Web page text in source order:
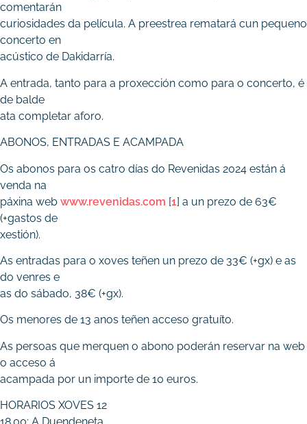
comentarán
curiosidades da película. A preestrea rematará cun pequeno
concerto en
acústico de Dakidarría.
A entrada, tanto para a proxección como para o concerto, é
de balde
ata completar aforo.
ABONOS, ENTRADAS E ACAMPADA
Os abonos para os catro días do Revenidas 2024 están á
venda na
páxina web www.revenidas.com [1] a un prezo de 63€
(+gastos de
xestión).
As entradas para o xoves teñen un prezo de 33€ (+gx) e as
do venres e
as do sábado, 38€ (+gx).
Os menores de 13 anos teñen acceso gratuíto.
As persoas que merquen o abono poderán reservar na web
o acceso á
acampada por un importe de 10 euros.
HORARIOS XOVES 12